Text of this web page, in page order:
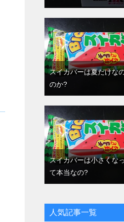
スイカバーは夏だけな
のか?
スイカバーは小さくな
て本当なの?
人気記事一覧